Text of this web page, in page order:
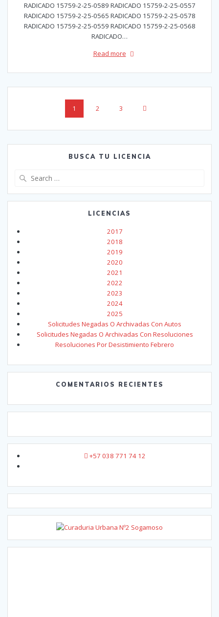
RADICADO 15759-2-25-0589 RADICADO 15759-2-25-0557
RADICADO 15759-2-25-0565 RADICADO 15759-2-25-0578
RADICADO 15759-2-25-0559 RADICADO 15759-2-25-0568
RADICADO…
Read more
navigation
Page
1 Page
2 Page
3
BUSCA TU LICENCIA
LICENCIAS
2017
2018
2019
2020
2021
2022
2023
2024
2025
Solicitudes Negadas O Archivadas Con Autos
Solicitudes Negadas O Archivadas Con Resoluciones
Resoluciones Por Desistimiento Febrero
COMENTARIOS RECIENTES
+57 038 771 74 12